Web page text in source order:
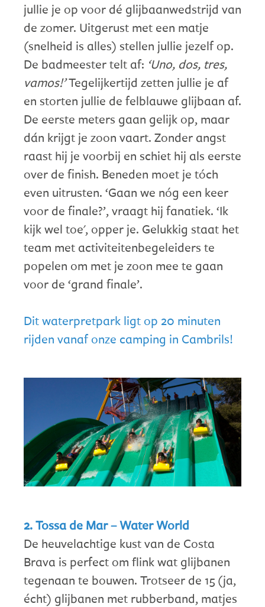
jullie je op voor dé glijbaanwedstrijd van
de zomer. Uitgerust met een matje
(snelheid is alles) stellen jullie jezelf op.
De badmeester telt af: ‘Uno, dos, tres,
vamos!’Tegelijkertijd zetten jullie je af
en storten jullie de felblauwe glijbaan af.
De eerste meters gaan gelijk op, maar
dán krijgt je zoon vaart. Zonder angst
raast hij je voorbij en schiet hij als eerste
over de finish. Beneden moet je tóch
even uitrusten. ‘Gaan we nóg een keer
voor de finale?’, vraagt hij fanatiek. ‘Ik
kijk wel toe', opper je. Gelukkig staat het
team met activiteitenbegeleiders te
popelen om met je zoon mee te gaan
voor de ‘grand finale’.
Dit waterpretpark ligt op 20 minuten
rijden vanaf onze camping in Cambrils!
2. Tossa de Mar – Water World
De heuvelachtige kust van de Costa
Brava is perfect om flink wat glijbanen
tegenaan te bouwen. Trotseer de 15 (ja,
écht) glijbanen met rubberband, matjes